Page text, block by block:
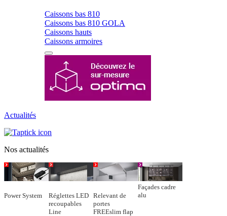
Caissons bas 810
Caissons bas 810 GOLA
Caissons hauts
Caissons armoires
Actualités
Nos actualités
Power System
Réglettes LED
recoupables
Line
Relevant de
portes
FREEslim flap
Façades cadre
alu